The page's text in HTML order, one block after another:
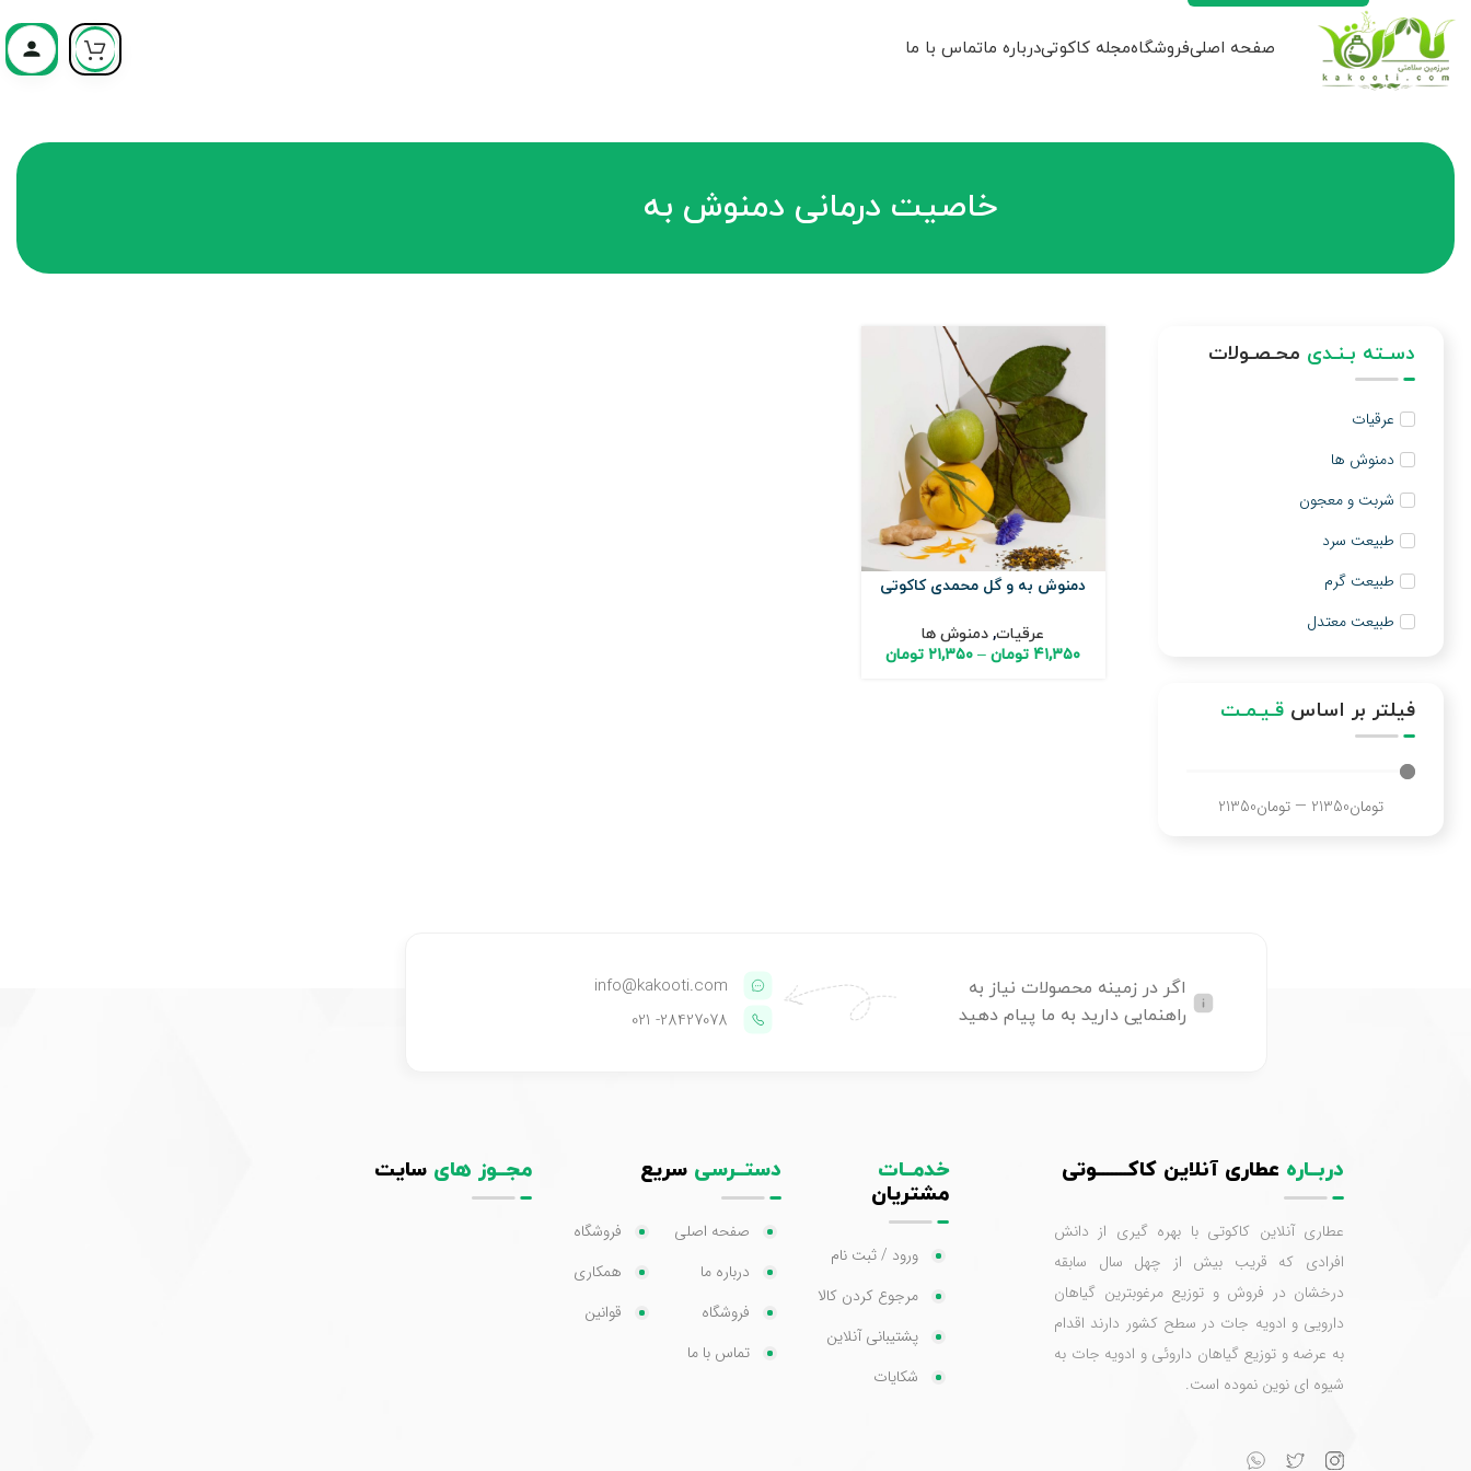
صفحه اصلیفروشگاهمجله کاکوتیدرباره ماتماس با ما
خاصیت درمانی دمنوش به
دسـته بـنـدی محـصـولات
عرقیات
دمنوش ها
شربت و معجون
طبیعت سرد
طبیعت گرم
طبیعت معتدل
فیلتر بر اساس قـیـمـت
تومان21350
— تومان21350
دمنوش به و گل محمدی کاکوتی
عرقیات, دمنوش ها
۴۱,۳۵۰ تومان – ۲۱,۳۵۰ تومان
اگر در زمینه محصولات نیاز به
راهنمایی دارید به ما پیام دهید
info@kakooti.com
28427078
- 021
دربــاره عطاری آنلاین کاکـــــــوتی
عطاری آنلاین کاکوتی با بهره گیری از دانش
افرادی که قریب بیش از چهل سال سابقه
درخشان در فروش و توزیع مرغوبترین گیاهان
دارویی و ادویه جات در سطح کشور دارند اقدام
به عرضه و توزیع گیاهان داروئی و ادویه جات به
شیوه ای نوین نموده است.
خدمــات
مشتریان
ورود / ثبت نام
مرجوع کردن کالا
پشتیبانی آنلاین
شکایات
دستــرسی سریع
صفحه اصلی
درباره ما
فروشگاه
تماس با ما
فروشگاه
همکاری
قوانین
مجــوز های سایت